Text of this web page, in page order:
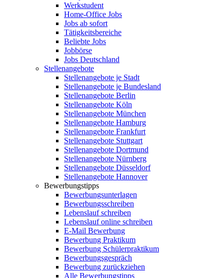
Werkstudent
Home-Office Jobs
Jobs ab sofort
Tätigkeitsbereiche
Beliebte Jobs
Jobbörse
Jobs Deutschland
Stellenangebote
Stellenangebote je Stadt
Stellenangebote je Bundesland
Stellenangebote Berlin
Stellenangebote Köln
Stellenangebote München
Stellenangebote Hamburg
Stellenangebote Frankfurt
Stellenangebote Stuttgart
Stellenangebote Dortmund
Stellenangebote Nürnberg
Stellenangebote Düsseldorf
Stellenangebote Hannover
Bewerbungstipps
Bewerbungsunterlagen
Bewerbungsschreiben
Lebenslauf schreiben
Lebenslauf online schreiben
E-Mail Bewerbung
Bewerbung Praktikum
Bewerbung Schülerpraktikum
Bewerbungsgespräch
Bewerbung zurückziehen
Alle Bewerbungstipps